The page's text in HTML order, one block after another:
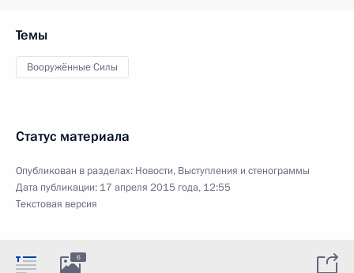
Темы
Вооружённые Силы
Статус материала
Опубликован в разделах: Новости, Выступления и стенограммы
Дата публикации: 17 апреля 2015 года, 12:55
Текстовая версия
6